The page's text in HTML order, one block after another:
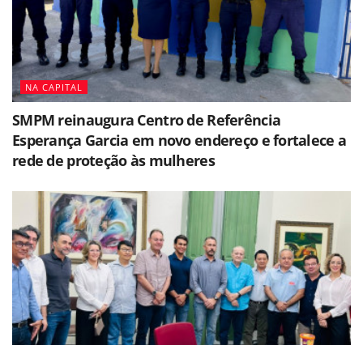
NA CAPITAL
SMPM reinaugura Centro de Referência
Esperança Garcia em novo endereço e fortalece a
rede de proteção às mulheres